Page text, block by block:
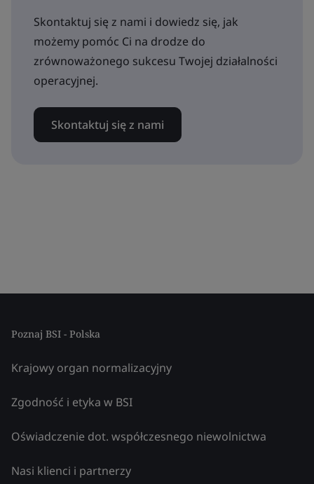
Skontaktuj się z nami i dowiedz się, jak
możemy pomóc Ci na drodze do
zrównoważonego sukcesu Twojej działalności
operacyjnej.
Skontaktuj się z nami
Poznaj BSI - Polska
Krajowy organ normalizacyjny
Zgodność i etyka w BSI
Oświadczenie dot. współczesnego niewolnictwa
Nasi klienci i partnerzy